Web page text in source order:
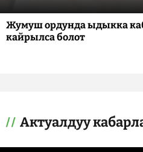
Жумуш ордунда ыдыкка
кайрылса болот
Актуалдуу